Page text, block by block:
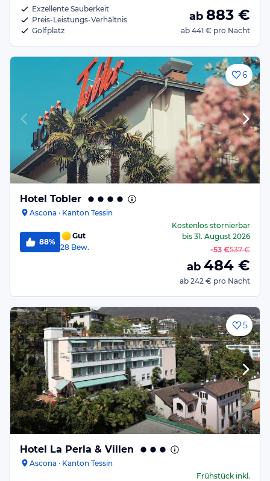
Exzellente Sauberkeit
Preis-Leistungs-Verhältnis
Golfplatz
ab 883 €
ab 441 € pro Nacht
6
Hotel Tobler
Ascona · Kanton Tessin
88%
Gut
28 Bew.
Kostenlos stornierbar
bis 31. August 2026
-53 €537 €
ab 484 €
ab 242 € pro Nacht
5
Hotel La Perla & Villen
Ascona · Kanton Tessin
Frühstückinkl.